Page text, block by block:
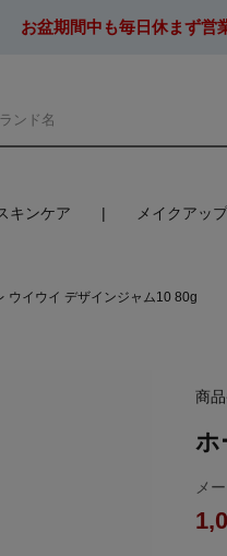
お盆期間中も毎日休まず営
キンケア メイクアップ
ウイウイ デザインジャム10 80g
商
ホ
メ